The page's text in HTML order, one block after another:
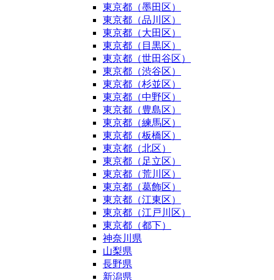
東京都（墨田区）
東京都（品川区）
東京都（大田区）
東京都（目黒区）
東京都（世田谷区）
東京都（渋谷区）
東京都（杉並区）
東京都（中野区）
東京都（豊島区）
東京都（練馬区）
東京都（板橋区）
東京都（北区）
東京都（足立区）
東京都（荒川区）
東京都（葛飾区）
東京都（江東区）
東京都（江戸川区）
東京都（都下）
神奈川県
山梨県
長野県
新潟県